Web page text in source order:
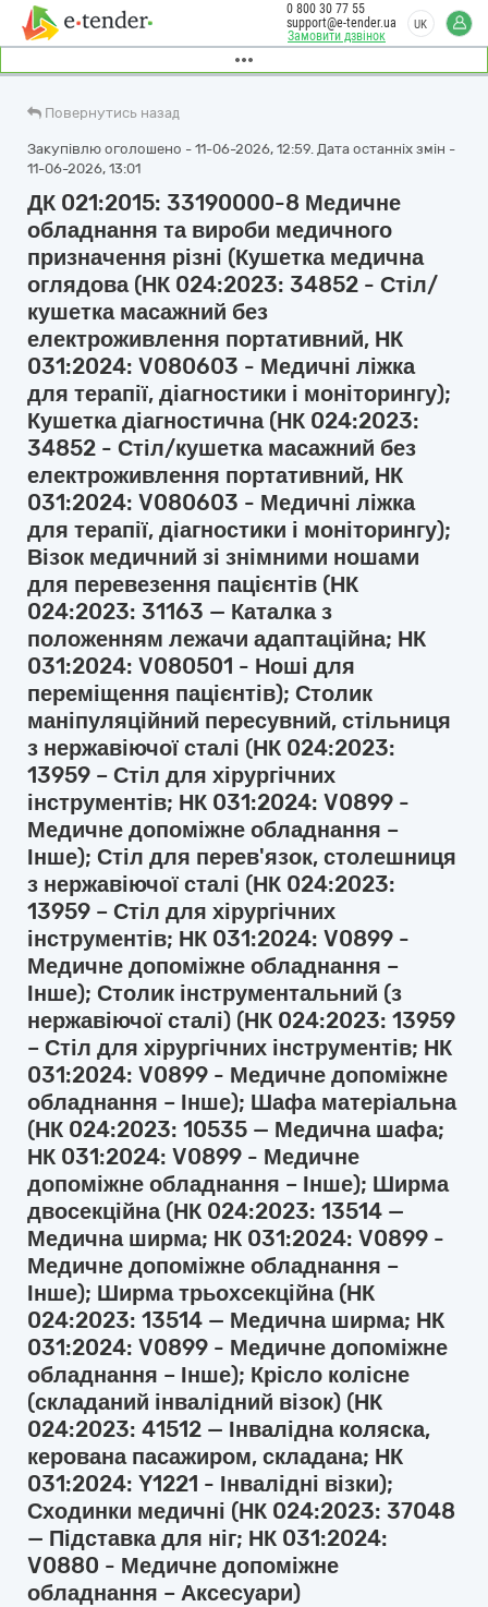
Замовити дзвінок
0 800 30 77 55
support@e-tender.ua
UK
Повернутись назад
Закупівлю оголошено - 11-06-2026, 12:59. Дата останніх змін -
11-06-2026, 13:01
ДК 021:2015: 33190000-8 Медичне
обладнання та вироби медичного
призначення різні (Кушетка медична
оглядова (НК 024:2023: 34852 - Стіл/
кушетка масажний без
електроживлення портативний, НК
031:2024: V080603 - Медичні ліжка
для терапії, діагностики і моніторингу);
Кушетка діагностична (НК 024:2023:
34852 - Стіл/кушетка масажний без
електроживлення портативний, НК
031:2024: V080603 - Медичні ліжка
для терапії, діагностики і моніторингу);
Візок медичний зі знімними ношами
для перевезення пацієнтів (НК
024:2023: 31163 — Каталка з
положенням лежачи адаптаційна; НК
031:2024: V080501 - Ноші для
переміщення пацієнтів); Столик
маніпуляційний пересувний, стільниця
з нержавіючої сталі (НК 024:2023:
13959 – Стіл для хірургічних
інструментів; НК 031:2024: V0899 -
Медичне допоміжне обладнання –
Інше); Стіл для перев'язок, столешниця
з нержавіючої сталі (НК 024:2023:
13959 – Стіл для хірургічних
інструментів; НК 031:2024: V0899 -
Медичне допоміжне обладнання –
Інше); Столик інструментальний (з
нержавіючої сталі) (НК 024:2023: 13959
– Стіл для хірургічних інструментів; НК
031:2024: V0899 - Медичне допоміжне
обладнання – Інше); Шафа матеріальна
(НК 024:2023: 10535 — Медична шафа;
НК 031:2024: V0899 - Медичне
допоміжне обладнання – Інше); Ширма
двосекційна (НК 024:2023: 13514 —
Медична ширма; НК 031:2024: V0899 -
Медичне допоміжне обладнання –
Інше); Ширма трьохсекційна (НК
024:2023: 13514 — Медична ширма; НК
031:2024: V0899 - Медичне допоміжне
обладнання – Інше); Крісло колісне
(складаний інвалідний візок) (НК
024:2023: 41512 — Інвалідна коляска,
керована пасажиром, складана; НК
031:2024: Y1221 - Інвалідні візки);
Сходинки медичні (НК 024:2023: 37048
— Підставка для ніг; НК 031:2024:
V0880 - Медичне допоміжне
обладнання – Аксесуари)